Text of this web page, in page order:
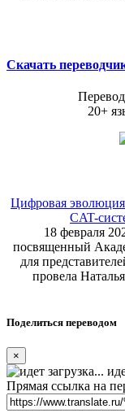
Скачать
20+
Цифровая эволюция
CAT-
18 февраля
посвященный
для
провела
Поделиться переводом
×
Прямая ссылка на